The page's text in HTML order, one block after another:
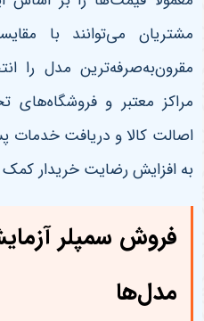
مشتریان می‌توانند با
مقرون‌به‌صرفه‌ترین مدل را
مراکز معتبر و
اصالت کالا و دریافت خدمات
به افزایش رضایت خریدار
فروش سمپلر
مدل‌ها